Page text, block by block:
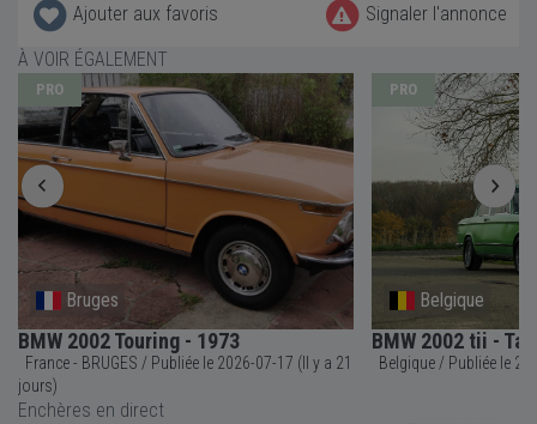
Ajouter aux favoris
Signaler l'annonce
À VOIR ÉGALEMENT
PRO
Bruges
BMW 2002 Touring - 1973
France - BRUGES / Publiée le 2026-07-17 (Il y a 21
jours)
PRO
Belgique
BMW 2002 tii -
Enchères en direct